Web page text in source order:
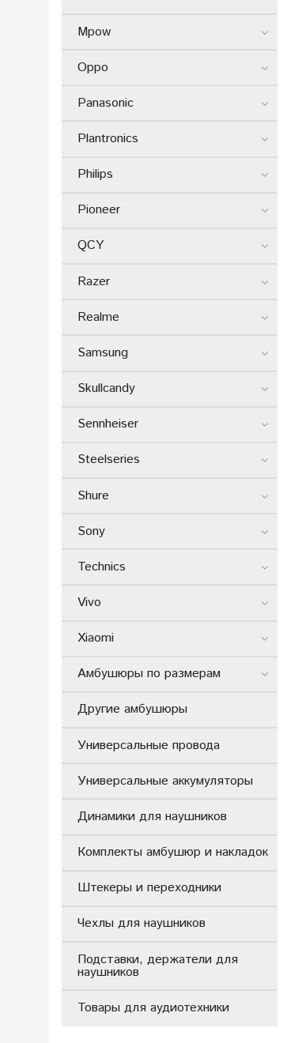
Mpow
Oppo
Panasonic
Plantronics
Philips
Pioneer
QCY
Razer
Realme
Samsung
Skullcandy
Sennheiser
Steelseries
Shure
Sony
Technics
Vivo
Xiaomi
Амбушюры по размерам
Другие амбушюры
Универсальные провода
Универсальные аккумуляторы
Динамики для наушников
Комплекты амбушюр и накладок
Штекеры и переходники
Чехлы для наушников
Подставки, держатели для
наушников
Товары для аудиотехники